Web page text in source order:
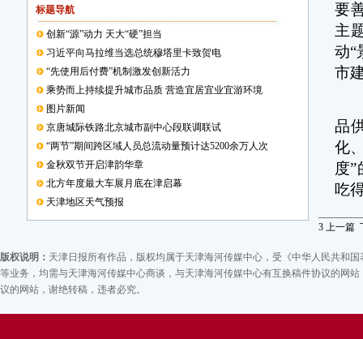
标题导航
创新“源”动力 天大“硬”担当
习近平向马拉维当选总统穆塔里卡致贺电
“先使用后付费”机制激发创新活力
乘势而上持续提升城市品质 营造宜居宜业宜游环境
图片新闻
京唐城际铁路北京城市副中心段联调联试
“两节”期间跨区域人员总流动量预计达5200余万人次
金秋双节开启津韵华章
北方年度最大车展月底在津启幕
天津地区天气预报
要
主
动“
市
品
化
度
吃
地
等
3 上一篇
版权说明： 天津日报所有作品，版权均属于天津海河传媒中心，受《中华人民共和
等业务，均需与天津海河传媒中心商谈，与天津海河传媒中心有互换稿件协议的网
议的网站，谢绝转稿，违者必究。